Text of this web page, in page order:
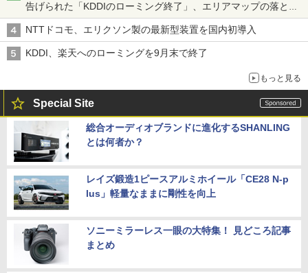
告げられた「KDDIのローミング終了」、エリアマップの落とし
穴と楽天モバイルの課題
NTTドコモ、エリクソン製の最新型装置を国内初導入
KDDI、楽天へのローミングを9月末で終了
もっと見る
Special Site
総合オーディオブランドに進化するSHANLING
とは何者か？
レイズ鍛造1ピースアルミホイール「CE28 N-p
lus」軽量なままに剛性を向上
ソニーミラーレス一眼の大特集！ 見どころ記事
まとめ